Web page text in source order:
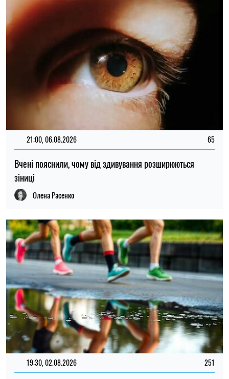
21:00, 06.08.2026 65
Вчені пояснили, чому від здивування розширюються
зіниці
Олена Расенко
19:30, 02.08.2026 251